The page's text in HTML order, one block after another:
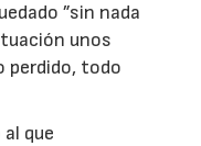
”sin nada
unos
perdido, todo
que